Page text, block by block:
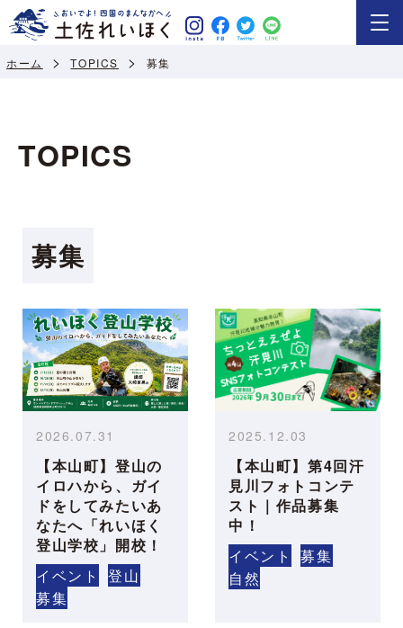
ホーム TOPICS 募集
TOPICS
募集
【本山町】登山の
イロハから、ガイ
ドをしてみたいあ
なたへ「れいほく
登山学校」開校！
2026.07.31
イベント
登山
募集
【本山町】第4回汗
見川フォトコンテ
スト｜作品募集
中！
2025.12.03
イベント
募集
自然